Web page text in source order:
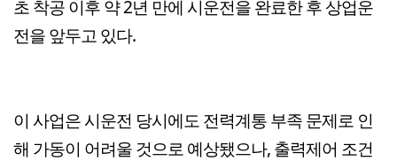
초 착공 이후 약 2년 만에 시운전을 완료한 후 상업운
전을 앞두고 있다.
이 사업은 시운전 당시에도 전력계통 부족 문제로 인
해 가동이 어려울 것으로 예상됐으나, 출력제어 조건